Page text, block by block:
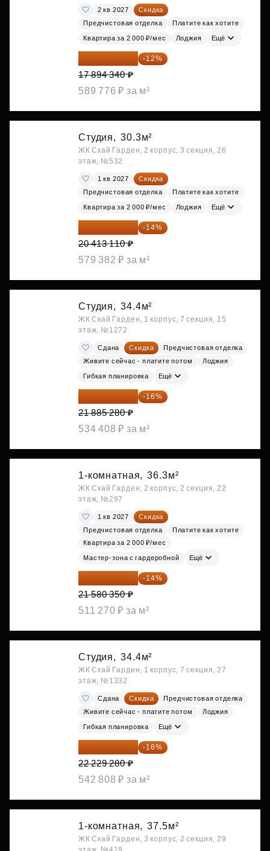
2 кв 2027
Скидка
Предчистовая отделка
Платите как хотите
Квартира за 2 000 ₽/мес Лоджия Ещё
15 747 019 ₽ -12%
17 894 340 ₽
589 776 ₽ за м²
Студия, 30.3м²
ЖК Скай Гарден, 2 корпус, 3 секция, 26
этаж, №532
1 кв 2027
Скидка
Предчистовая отделка
Платите как хотите
Квартира за 2 000 ₽/мес Лоджия Ещё
17 555 275 ₽ -14%
20 413 110 ₽
579 382 ₽ за м²
Студия, 34.4м²
ЖК Скай Гарден, 1 корпус, 7 секция, 15
этаж, №1272
Сдана Скидка
Предчистовая отделка
Живите сейчас - платите потом
Лоджия
Гибкая планировка Ещё
18 383 635 ₽ -16%
21 885 280 ₽
534 408 ₽ за м²
1-комнатная, 36.3м²
ЖК Скай Гарден, 2 корпус, 2 секция, 22
этаж, №297
1 кв 2027
Скидка
Предчистовая отделка
Платите как хотите
Квартира за 2 000 ₽/мес
Мастер-зона с гардеробной Ещё
18 559 101 ₽ -14%
21 580 350 ₽
511 270 ₽ за м²
Студия, 34.4м²
ЖК Скай Гарден, 1 корпус, 7 секция, 27
этаж, №1332
Сдана Скидка
Предчистовая отделка
Живите сейчас - платите потом
Лоджия
Гибкая планировка Ещё
18 672 595 ₽ -16%
22 229 280 ₽
542 808 ₽ за м²
1-комнатная, 37.5м²
ЖК Скай Гарден, 3 корпус, 2 секция, 29